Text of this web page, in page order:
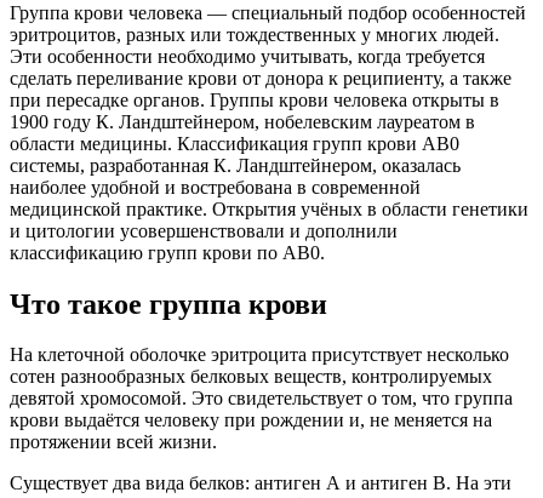
Группа крови человека — специальный подбор особенностей
эритроцитов, разных или тождественных у многих людей.
Эти особенности необходимо учитывать, когда требуется
сделать переливание крови от донора к реципиенту, а также
при пересадке органов. Группы крови человека открыты в
1900 году К. Ландштейнером, нобелевским лауреатом в
области медицины. Классификация групп крови АВ0
системы, разработанная К. Ландштейнером, оказалась
наиболее удобной и востребована в современной
медицинской практике. Открытия учёных в области генетики
и цитологии усовершенствовали и дополнили
классификацию групп крови по АВ0.
Что такое группа крови
На клеточной оболочке эритроцита присутствует несколько
сотен разнообразных белковых веществ, контролируемых
девятой хромосомой. Это свидетельствует о том, что группа
крови выдаётся человеку при рождении и, не меняется на
протяжении всей жизни.
Существует два вида белков: антиген А и антиген В. На эти